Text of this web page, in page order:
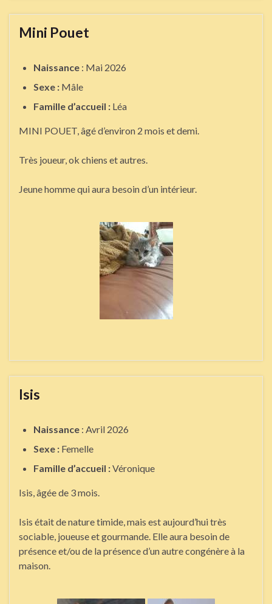
Mini Pouet
Naissance : Mai 2026
Sexe : Mâle
Famille d’accueil : Léa
MINI POUET, âgé d’environ 2 mois et demi.
Très joueur, ok chiens et autres.
Jeune homme qui aura besoin d’un intérieur.
Isis
Naissance : Avril 2026
Sexe : Femelle
Famille d’accueil :Véronique
Isis, âgée de 3 mois.
Isis était de nature timide, mais est aujourd’hui très
sociable, joueuse et gourmande. Elle aura besoin de
présence et/ou de la présence d’un autre congénère à la
maison.